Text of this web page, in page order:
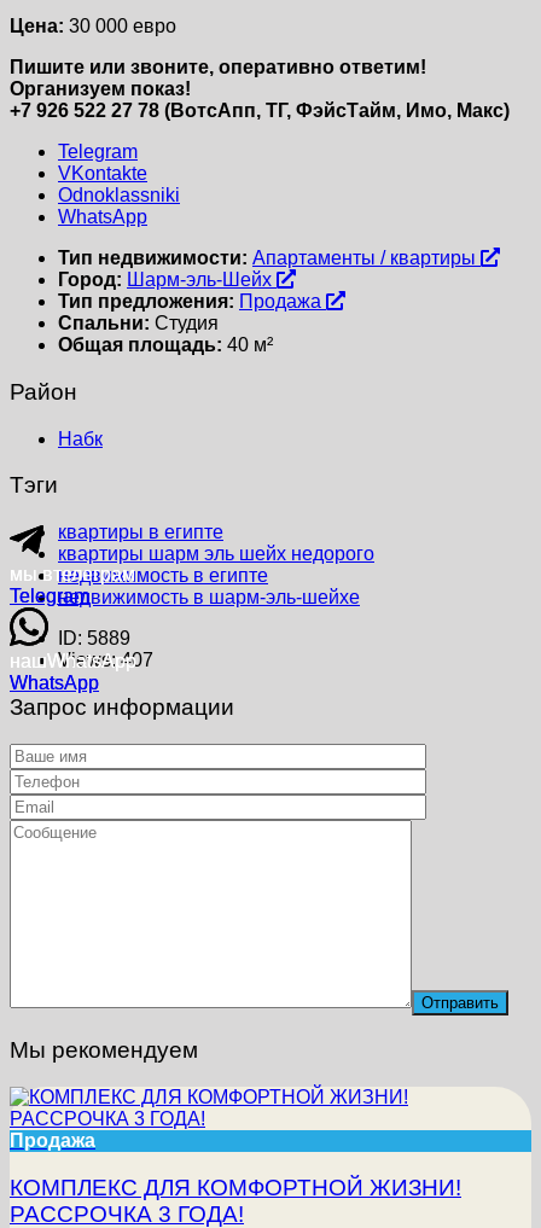
Цена: 30 000 евро
Пишите или звоните, оперативно ответим!
Организуем показ!
+7 926 522 27 78 (ВотсАпп, ТГ, ФэйсТайм, Имо, Макс)
Telegram
VKontakte
Odnoklassniki
WhatsApp
мы втелеграм
Telegram
нашWhatsApp
WhatsApp
Тип недвижимости: Апартаменты / квартиры
Город: Шарм-эль-Шейх
Тип предложения: Продажа
Спальни: Студия
Общая площадь: 40 м²
Район
Набк
Тэги
квартиры в египте
квартиры шарм эль шейх недорого
недвижимость в египте
недвижимость в шарм-эль-шейхе
ID: 5889
Views:407
Запрос информации
Мы рекомендуем
Продажа
КОМПЛЕКС ДЛЯ КОМФОРТНОЙ ЖИЗНИ!
РАССРОЧКА 3 ГОДА!
мы втелеграм
Telegram
нашWhatsApp
WhatsApp